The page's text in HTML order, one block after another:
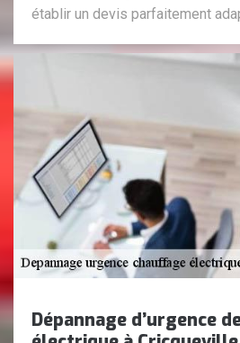
établir un devis parfaitement
Dépannage d’urgence